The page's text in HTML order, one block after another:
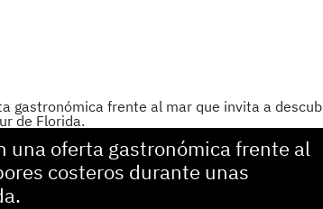
una oferta gastronómica frente al
costeros durante unas